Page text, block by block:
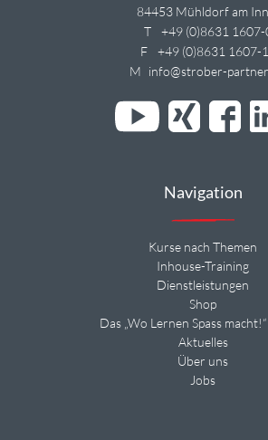
84453 Mühldorf am Inn
T
+49 (0)8631 1607-
F
+49 (0)8631 1607-
M info@strober-
Navigation
Kurse nach Themen
Inhouse-Training
Dienstleistungen
Shop
Das „Wo Lernen Spass
Aktuelles
Über uns
Jobs